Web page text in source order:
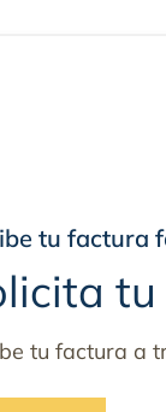
tu factura
tu factura a